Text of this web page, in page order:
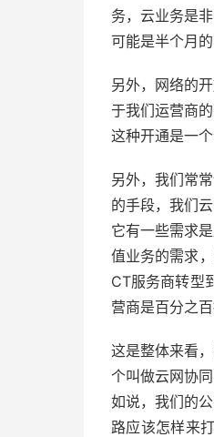
务，云业务是
可能是半个月
另外，网络的
于我们运营商
这种开通是一
另外，我们常
的手段，我们
它有一些需求
值业务的需求
CT服务商转型
营商是百分之
这是整体来看
个叫做云网协
如说，我们的
路应该怎样来